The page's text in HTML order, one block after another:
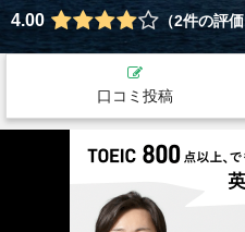
4.00 2件の評価
口コミ投稿